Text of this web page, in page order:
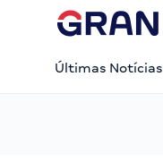
Últimas Notícias